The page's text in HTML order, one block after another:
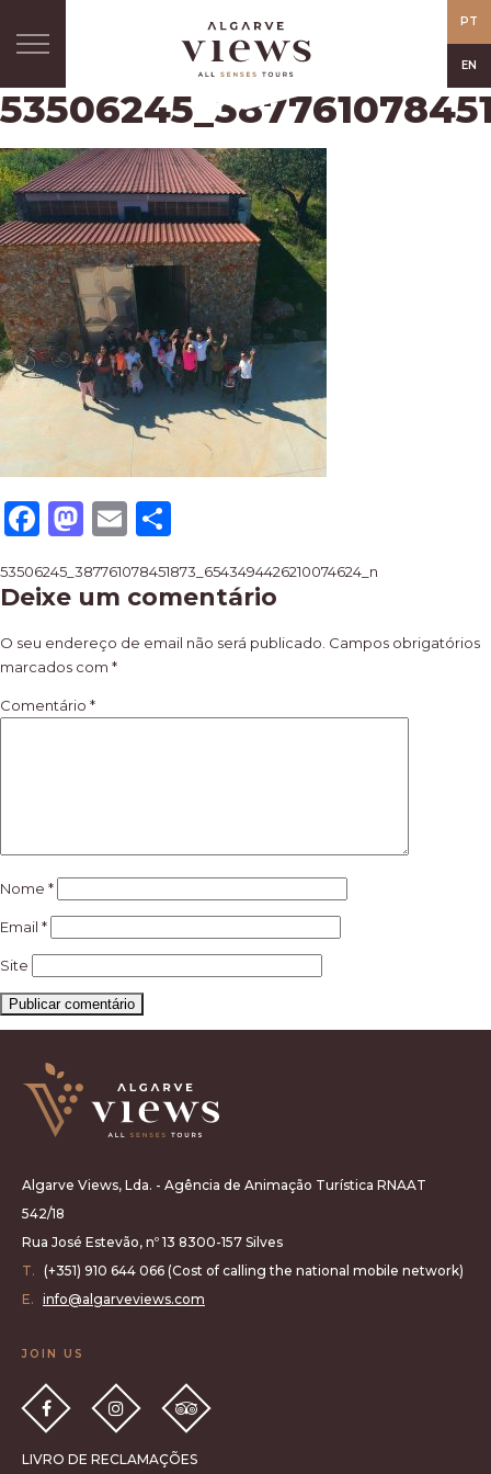
PT
EN
Facebook
Mastodon
Email
Navegação
de
artigos
53506245_387761078451873_6543494426210074624_n
Deixe um comentário
O seu endereço de email não será publicado. Campos obrigatórios
marcados com *
Comentário *
Nome *
Email *
Site
Algarve Views, Lda. - Agência de Animação Turística RNAAT
542/18
Rua José Estevão, nº 13 8300-157 Silves
T. (+351) 910 644 066 (Cost of calling the national mobile network)
E. info@algarveviews.com
JOIN US
LIVRO DE RECLAMAÇÕES